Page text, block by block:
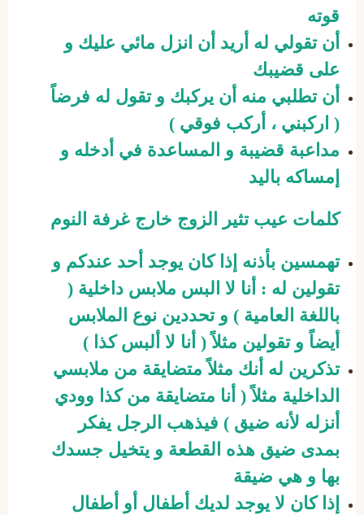
قوته
أن تقولي له أريد أن انزل مائي عليك و
على قضيبك
أن تطلبي منه أن يركبك و تقول له فرضاً
( اركبني ، أركب فوقي )
مداعبة قضيبة و المساعدة في أدخله و
إمساكه باليد
كلمات عيب تثير الزوج خارج غرفة النوم
تهمسين بأذنه إذا كان يوجد أحد عندكم و
تقولين له : أنا لا البس ملابس داخلية (
باللغة العامية ) و تحددين نوع الملابس
أيضاً و تقولين مثلاً ( أنا لا ألبس كذا )
تذكرين له أنك مثلاً متضايقة من ملابسي
الداخلية مثلاً ( أنا متضايقة من كذا وودي
أنزله لأنه ضيق ) فيذهب الرجل يفكر
بمدى ضيق هذه القطعة و يتخيل جسدك
بها و هي ضيقة
إذا كان لا يوجد لديك أطفال أو أطفال